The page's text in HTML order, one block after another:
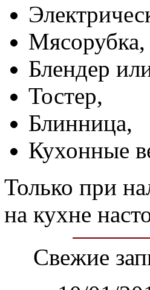
Мясорубка,
Блендер
Тостер,
Блинница,
Кухонные
Только при
на кухне
Свежие